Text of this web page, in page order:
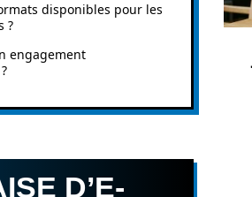
disponibles pour les
?
engagement
D’E-